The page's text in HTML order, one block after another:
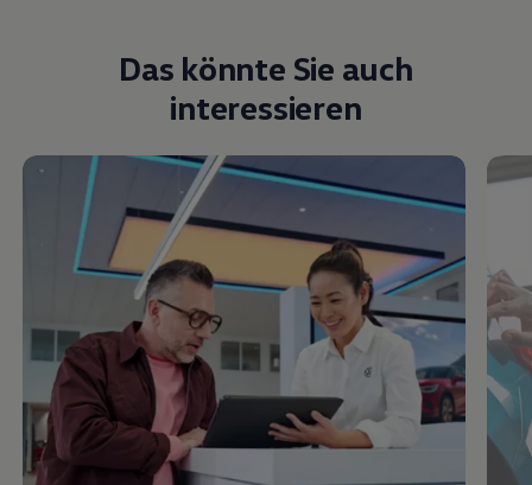
Das könnte Sie auch
interessieren